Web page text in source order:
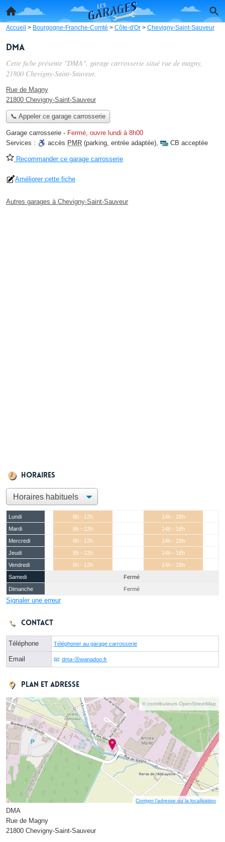
Accueil > Bourgogne-Franche-Comté > Côte-d'Or > Chevigny-Saint-Sauveur
DMA
Cette fiche présente "DMA", garage carrosserie situé rue de magny,
21800 Chevigny-Saint-Sauveur.
Rue de Magny
21800 Chevigny-Saint-Sauveur
📞 Appeler ce garage carrosserie
Garage carrosserie - Fermé, ouvre lundi à 8h00
Services :
accès PMR (parking, entrée adaptée), CB acceptée
Recommander ce garage carrosserie
Améliorer cette fiche
Autres garages à Chevigny-Saint-Sauveur
Horaires
Lundi 8h - 12h
14h - 18h
Mardi
8h - 12h
14h - 18h
Mercredi
8h - 12h
14h - 18h
Jeudi
8h - 12h
14h - 18h
Vendredi
8h - 12h
14h - 18h
Samedi
Fermé
Dimanche
Fermé
Signaler une erreur
Contact
Téléphone Téléphoner au garage carrosserie
Email dma-ⓐwanadoo.fr
Plan et adresse
© contributeurs OpenStreetMap
Corriger l’adresse ou la localisation
DMA
Rue de Magny
21800 Chevigny-Saint-Sauveur